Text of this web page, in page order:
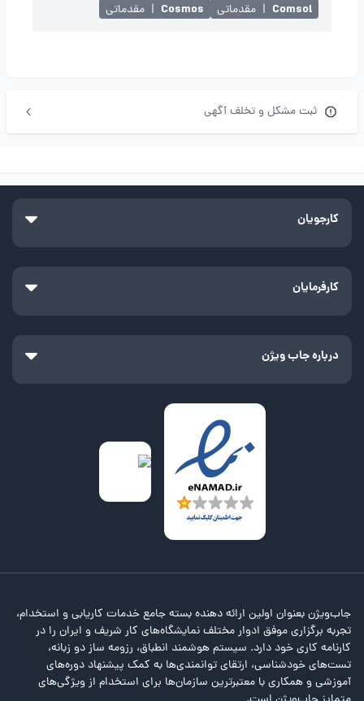
Comsol
| مقدماتی Cosmos
| مقدماتی
ثبت مشکل و تخلف آگهی
کارجویان
کارفرمایان
درباره جاب ویژن
جاب‌ویژن بعنوان اولین ارائه دهنده بسته جامع خدمات کاریابی و استخدام،
تجربه برگزاری موفق ادوار مختلف نمایشگاه‌های کار شریف و ایران را در
کارنامه کاری خود دارد. سیستم هوشمند انطباق، رزومه ساز دو زبانه،
تست‌های خودشناسی، ارتقای توانمندی‌ها به کمک پیشنهاد دوره‌های
آموزشی و همکاری با معتبرترین سازمان‌ها برای استخدام از ویژگی‌های